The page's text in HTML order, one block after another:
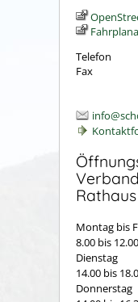
Telefon
Fax
Montag bis
8.00 bis
14.00 bis
Donnerstag